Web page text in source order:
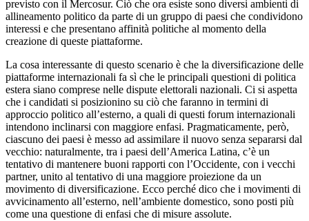
previsto con il Mercosur. Ciò che ora esiste sono diversi ambienti di
allineamento politico da parte di un gruppo di paesi che condividono
interessi e che presentano affinità politiche al momento della
creazione di queste piattaforme.
La cosa interessante di questo scenario è che la diversificazione delle
piattaforme internazionali fa sì che le principali questioni di politica
estera siano comprese nelle dispute elettorali nazionali. Ci si aspetta
che i candidati si posizionino su ciò che faranno in termini di
approccio politico all’esterno, a quali di questi forum internazionali
intendono inclinarsi con maggiore enfasi. Pragmaticamente, però,
ciascuno dei paesi è messo ad assimilare il nuovo senza separarsi dal
vecchio: naturalmente, tra i paesi dell’America Latina, c’è un
tentativo di mantenere buoni rapporti con l’Occidente, con i vecchi
partner, unito al tentativo di una maggiore proiezione da un
movimento di diversificazione. Ecco perché dico che i movimenti di
avvicinamento all’esterno, nell’ambiente domestico, sono posti più
come una questione di enfasi che di misure assolute.